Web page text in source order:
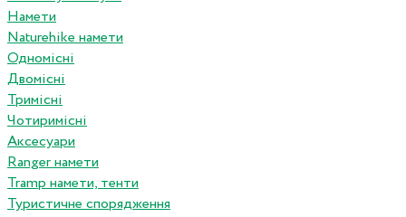
Намети
Naturehike намети
Одномісні
Двомісні
Тримісні
Чотиримісні
Аксесуари
Ranger намети
Tramp намети, тенти
Туристичне спорядження